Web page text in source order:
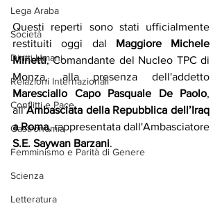
Lega Araba
Società
Diritti Umani
Relazioni Internazionali
Conflitti e Pace
Gastronomia
Femminismo e Parità di Genere
Scienza
Letteratura
Questi reperti sono stati ufficialmente
restituiti oggi dal Maggiore Michele
Minetti, Comandante del Nucleo TPC di
Maresciallo Capo Pasquale De Paolo,
all’Ambasciata della Repubblica dell’Iraq
a Roma
S.E. Saywan Barzani.